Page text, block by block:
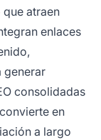
atraen
enlaces
generar
consolidadas
en
a largo